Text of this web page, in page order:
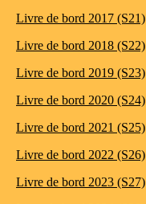
Livre de bord 2017 (S21)
Livre de bord 2018 (S22)
Livre de bord 2019 (S23)
Livre de bord 2020 (S24)
Livre de bord 2021 (S25)
Livre de bord 2022 (S26)
Livre de bord 2023 (S27)